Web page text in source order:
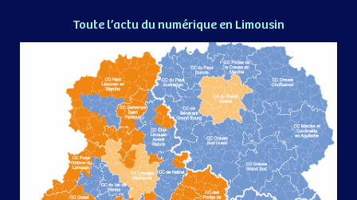
Toute l’actu du numérique en Limousin